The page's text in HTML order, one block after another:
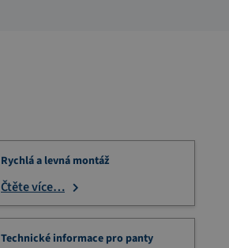
Rychlá a levná montáž
Čtěte více…
Technické informace pro panty